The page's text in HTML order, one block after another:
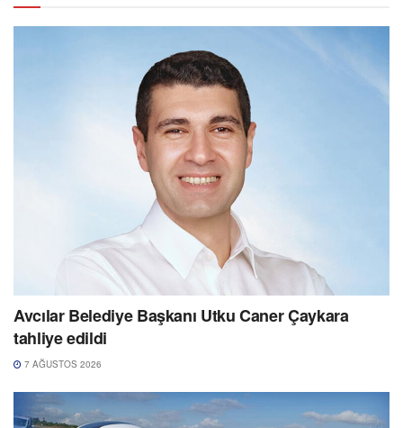
Avcılar Belediye Başkanı Utku Caner Çaykara
tahliye edildi
7 AĞUSTOS 2026